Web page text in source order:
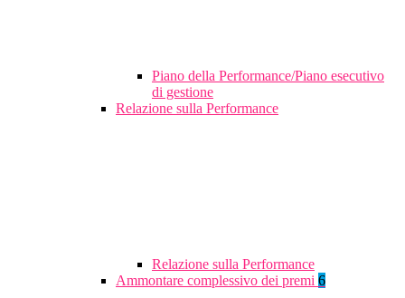
Piano della Performance/Piano esecutivo
di gestione
Relazione sulla Performance
Relazione sulla Performance
Ammontare complessivo dei premi 6